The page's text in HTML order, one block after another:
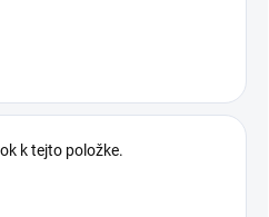
k tejto položke.